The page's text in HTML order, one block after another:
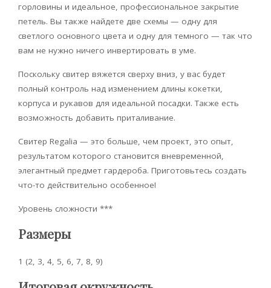
горловины и идеальное, профессиональное закрытие
петель. Вы также найдете две схемы — одну для
светлого основного цвета и одну для темного — так что
вам не нужно ничего инвертировать в уме.
Поскольку свитер вяжется сверху вниз, у вас будет
полный контроль над изменением длины кокетки,
корпуса и рукавов для идеальной посадки. Также есть
возможность добавить приталивание.
Свитер Regalia — это больше, чем проект, это опыт,
результатом которого становится вневременной,
элегантный предмет гардероба. Приготовьтесь создать
что-то действительно особенное!
Уровень сложности ***
Размеры
1 (2, 3, 4, 5, 6, 7, 8, 9)